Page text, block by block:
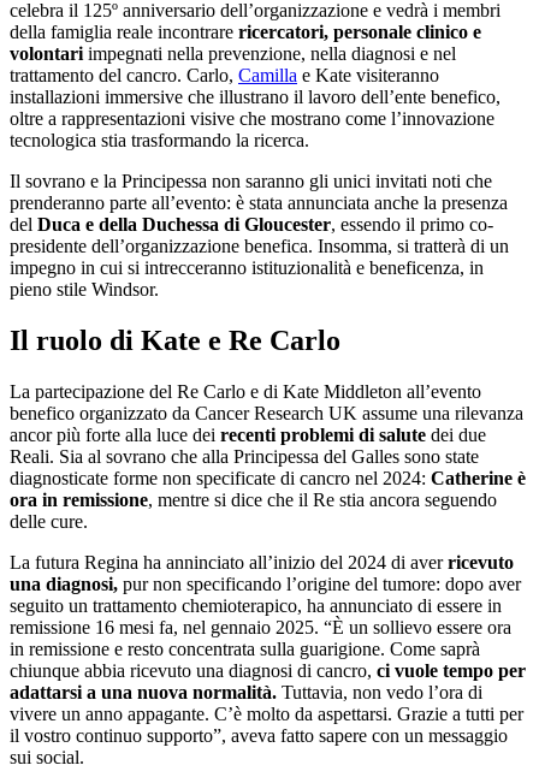
celebra il 125º anniversario dell’organizzazione e vedrà i membri
della famiglia reale incontrare ricercatori, personale clinico e
volontari impegnati nella prevenzione, nella diagnosi e nel
trattamento del cancro. Carlo, Camilla e Kate visiteranno
installazioni immersive che illustrano il lavoro dell’ente benefico,
oltre a rappresentazioni visive che mostrano come l’innovazione
tecnologica stia trasformando la ricerca.
Il sovrano e la Principessa non saranno gli unici invitati noti che
prenderanno parte all’evento: è stata annunciata anche la presenza
del Duca e della Duchessa di Gloucester, essendo il primo co-
presidente dell’organizzazione benefica. Insomma, si tratterà di un
impegno in cui si intrecceranno istituzionalità e beneficenza, in
pieno stile Windsor.
Il ruolo di Kate e Re Carlo
La partecipazione del Re Carlo e di Kate Middleton all’evento
benefico organizzato da Cancer Research UK assume una rilevanza
ancor più forte alla luce dei recenti problemi di salute dei due
Reali. Sia al sovrano che alla Principessa del Galles sono state
diagnosticate forme non specificate di cancro nel 2024: Catherine è
ora in remissione, mentre si dice che il Re stia ancora seguendo
delle cure.
La futura Regina ha anninciato all’inizio del 2024 di averricevuto
una diagnosi, pur non specificando l’origine del tumore: dopo aver
seguito un trattamento chemioterapico, ha annunciato di essere in
remissione 16 mesi fa, nel gennaio 2025. “È un sollievo essere ora
in remissione e resto concentrata sulla guarigione. Come saprà
chiunque abbia ricevuto una diagnosi di cancro, ci vuole tempo per
adattarsi a una nuova normalità. Tuttavia, non vedo l’ora di
vivere un anno appagante. C’è molto da aspettarsi. Grazie a tutti per
il vostro continuo supporto”, aveva fatto sapere con un messaggio
sui social.